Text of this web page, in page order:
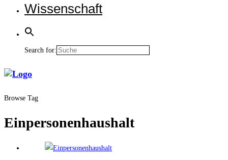
Wis­sen­schaft
Search for:
Browse Tag
Einpersonenhaushalt